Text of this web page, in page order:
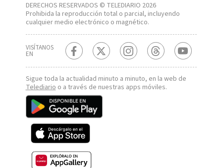
DERECHOS RESERVADOS © TELEDIARIO 2026
Prohibida la reproducción total o parcial, incluyendo
cualquier medio electrónico o magnético.
VISÍTANOS
EN
Sigue toda la actualidad minuto a minuto, en la web de
Telediarioo a través de nuestras apps móviles.